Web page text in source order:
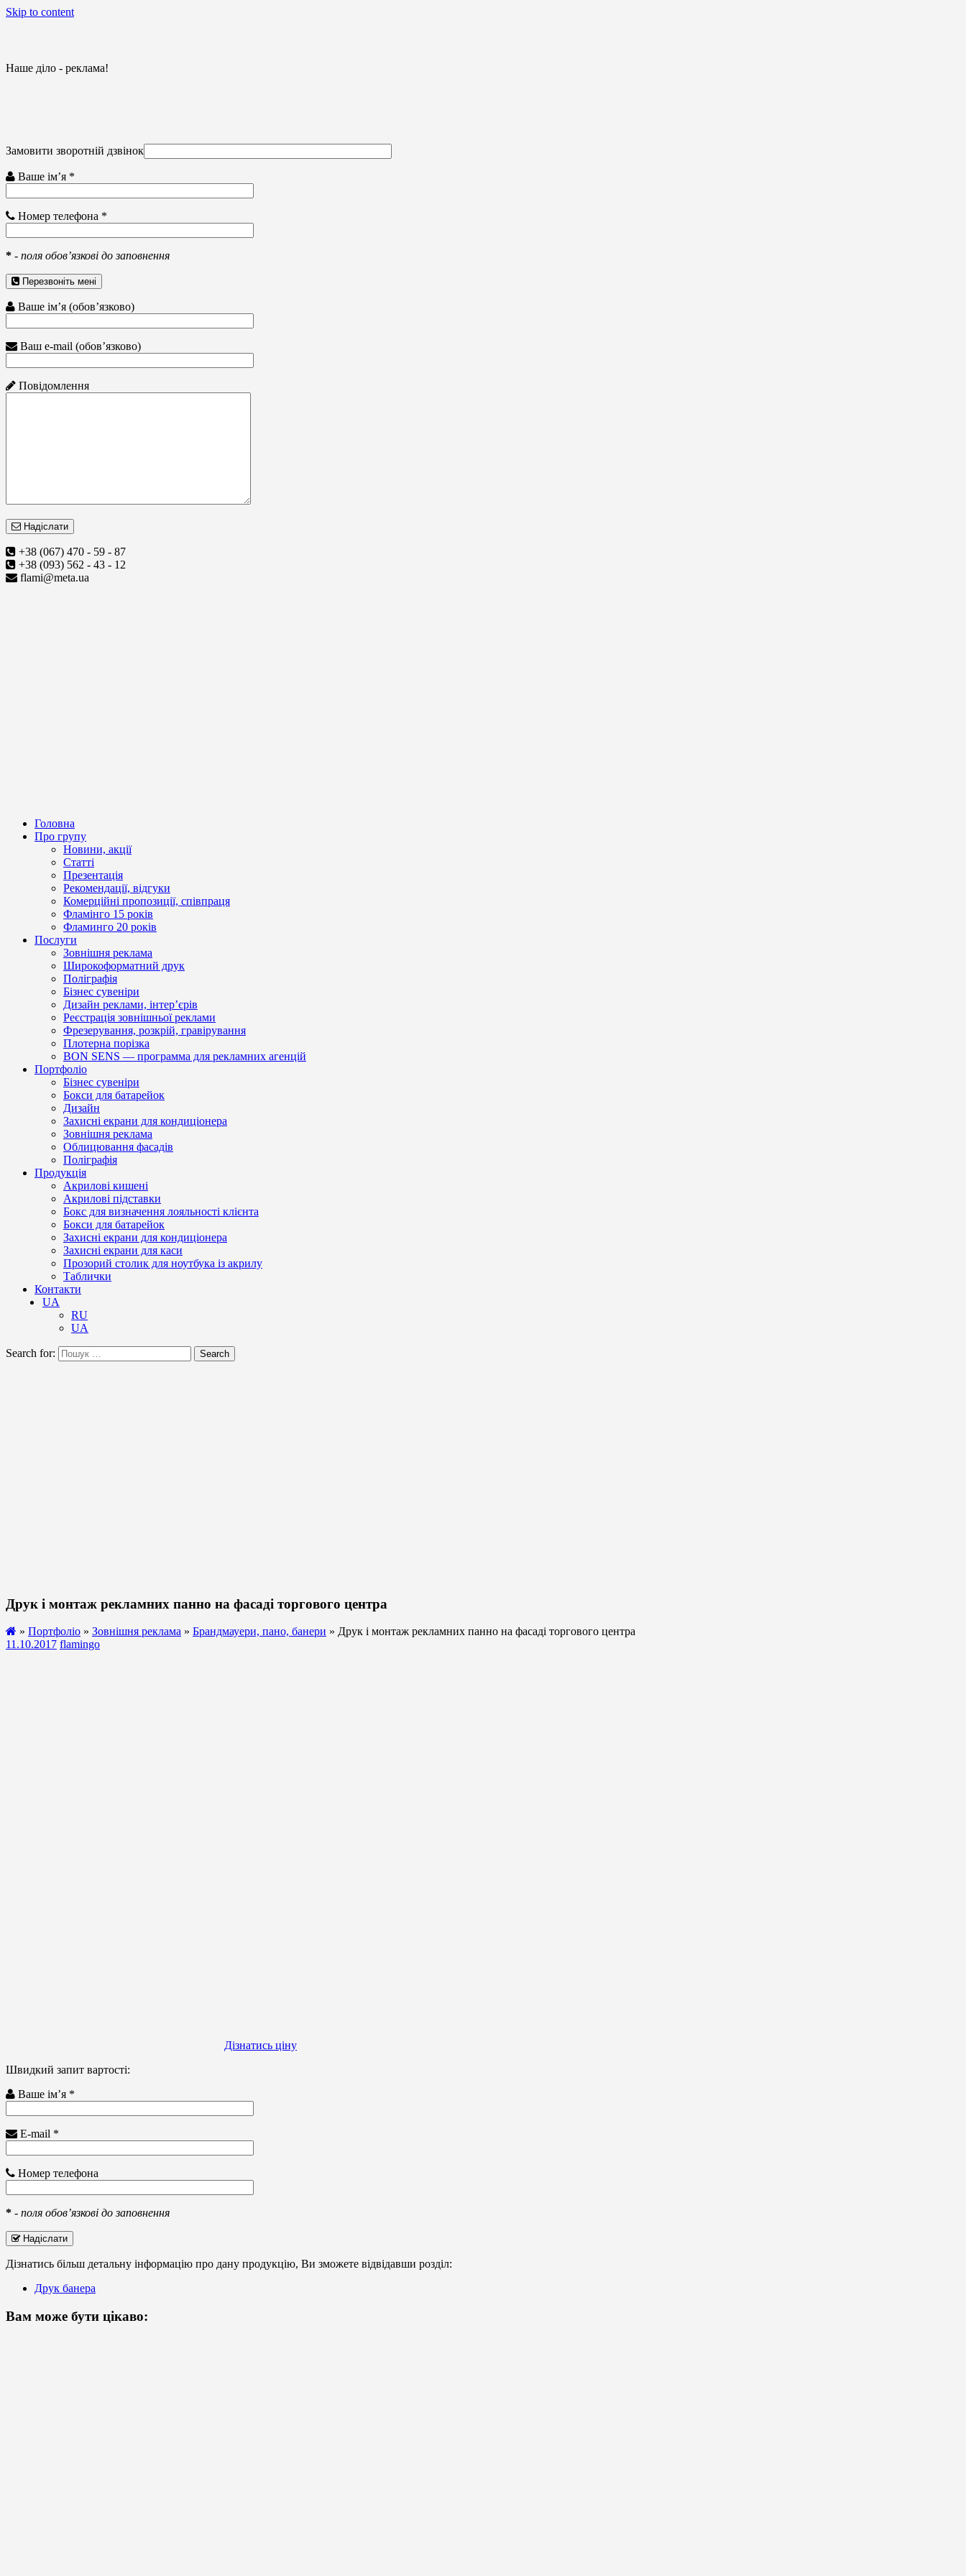
Skip to content
Наше діло - реклама!
Замовити зворотній дзвінок
Ваше ім’я *
Номер телефона *
* - поля обов’язкові до заповнення
Перезвоніть мені
Ваше ім’я (обов’язково)
Ваш e-mail (обов’язково)
Повідомлення
Надіслати
+38 (067) 470 - 59 - 87
+38 (093) 562 - 43 - 12
flami@meta.ua
Головна
Про групу
Новини, акції
Статті
Презентація
Рекомендації, відгуки
Комерційні пропозиції, співпраця
Фламінго 15 років
Фламинго 20 років
Послуги
Зовнішня реклама
Широкоформатний друк
Поліграфія
Бізнес сувеніри
Дизайн реклами, інтер’єрів
Реєстрація зовнішньої реклами
Фрезерування, розкрій, гравірування
Плотерна порізка
BON SENS — программа для рекламних агенцій
Портфоліо
Бізнес сувеніри
Бокси для батарейок
Дизайн
Захисні екрани для кондиціонера
Зовнішня реклама
Облицювання фасадів
Поліграфія
Продукція
Акрилові кишені
Акрилові підставки
Бокс для визначення лояльності клієнта
Бокси для батарейок
Захисні екрани для кондиціонера
Захисні екрани для каси
Прозорий столик для ноутбука із акрилу
Таблички
Контакти
UA
RU
UA
Search for: Search
Друк і монтаж рекламних панно на фасаді торгового центра
» Портфоліо » Зовнішня реклама » Брандмауери, пано, банери » Друк і монтаж рекламних панно на фасаді торгового центра
11.10.2017 flamingo
Дізнатись ціну
Швидкий запит вартості:
Ваше ім’я *
E-mail *
Номер телефона
* - поля обов’язкові до заповнення
Надіслати
Дізнатись більш детальну інформацію про дану продукцію, Ви зможете відвідавши розділ:
Друк банера
Вам може бути цікаво: